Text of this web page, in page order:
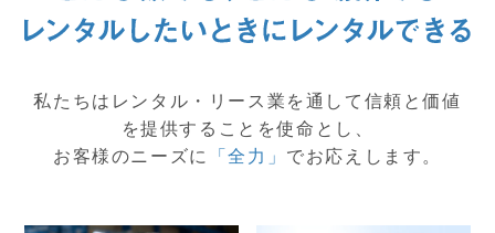
私たちはレンタル・リース業を通して信頼と価値
を提供することを使命とし、
お客様のニーズに
「全力」 でお応えします。